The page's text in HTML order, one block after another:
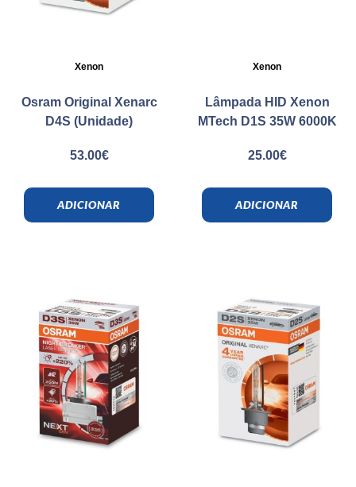
Xenon
Osram Original Xenarc
D4S (Unidade)
53.00€
ADICIONAR
Xenon
Lâmpada HID Xenon
MTech D1S 35W 6000K
25.00€
ADICIONAR